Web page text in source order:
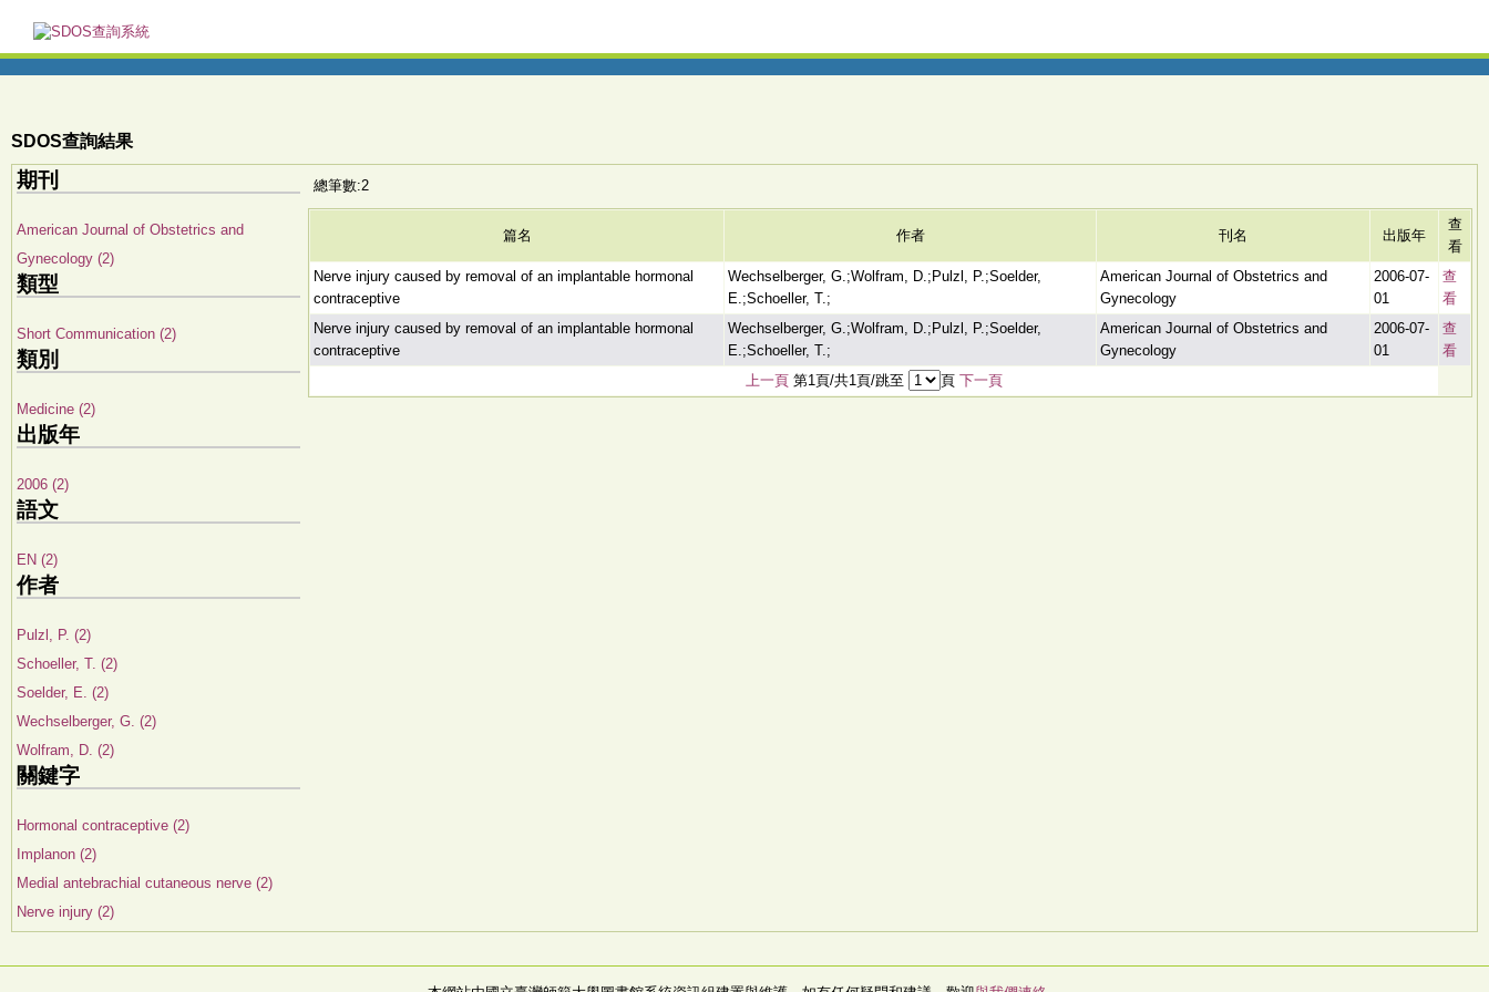
SDOS查詢結果
期刊
American Journal of Obstetrics and
Gynecology (2)
類型
Short Communication (2)
類別
Medicine (2)
出版年
2006 (2)
語文
EN (2)
作者
Pulzl, P. (2)
Schoeller, T. (2)
Soelder, E. (2)
Wechselberger, G. (2)
Wolfram, D. (2)
關鍵字
Hormonal contraceptive (2)
Implanon (2)
Medial antebrachial cutaneous nerve (2)
Nerve injury (2)
總筆數:2
篇名 作者 刊名 出版年
查
看
Nerve injury caused by removal of an implantable hormonal
contraceptive
Wechselberger, G.;Wolfram, D.;Pulzl, P.;Soelder,
E.;Schoeller, T.;
American Journal of Obstetrics and
Gynecology
2006-07-
01
查
看
Nerve injury caused by removal of an implantable hormonal
contraceptive
Wechselberger, G.;Wolfram, D.;Pulzl, P.;Soelder,
E.;Schoeller, T.;
American Journal of Obstetrics and
Gynecology
2006-07-
01
查
看
上一頁 第1頁/共1頁/跳至 頁 下一頁